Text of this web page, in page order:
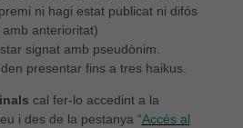
ni hagi estat publicat ni difós
anterioritat)
signat amb pseudònim.
presentar fins a tres haikus.
cal fer-lo accedint a la
i des de la pestanya “Accés al